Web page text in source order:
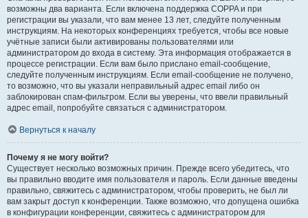
возможны два варианта. Если включена поддержка COPPA и при
регистрации вы указали, что вам менее 13 лет, следуйте полученным
инструкциям. На некоторых конференциях требуется, чтобы все новые
учётные записи были активированы пользователями или
администратором до входа в систему. Эта информация отображается в
процессе регистрации. Если вам было прислано email-сообщение,
следуйте полученным инструкциям. Если email-сообщение не получено,
то возможно, что вы указали неправильный адрес email либо он
заблокирован спам-фильтром. Если вы уверены, что ввели правильный
адрес email, попробуйте связаться с администратором.
Вернуться к началу
Почему я не могу войти?
Существует несколько возможных причин. Прежде всего убедитесь, что
вы правильно вводите имя пользователя и пароль. Если данные введены
правильно, свяжитесь с администратором, чтобы проверить, не был ли
вам закрыт доступ к конференции. Также возможно, что допущена ошибка
в конфигурации конференции, свяжитесь с администратором для